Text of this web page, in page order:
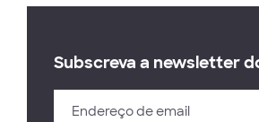
Subscreva a newsletter